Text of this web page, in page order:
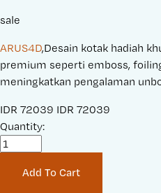
sale
ARUS4D,Desain kotak hadiah
premium seperti emboss,
meningkatkan pengalaman
S
a
IDR 72039 O
IDR 72039
Quantity:
Add To Cart